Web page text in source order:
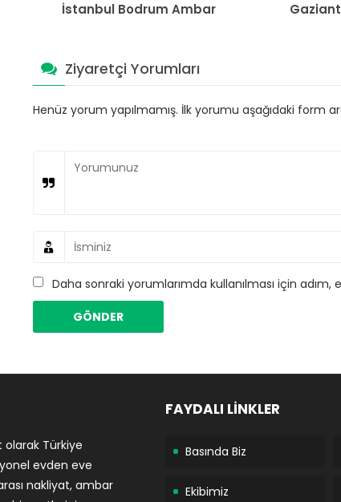
İstanbul Bodrum Ambar
Ziyaretçi Yorumları
Henüz yorum yapılmamış. İlk yorumu aşağıdaki form
Daha sonraki yorumlarımda kullanılması için
olarak Türkiye
evden eve
nakliyat, ambar
FAYDALI LİNKLER
Basında Biz
Ekibimiz